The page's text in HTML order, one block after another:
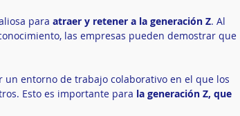
para atraer y retener a la generación Z. Al
las empresas pueden demostrar que
entorno de trabajo colaborativo en el que los
Esto es importante para la generación Z, que